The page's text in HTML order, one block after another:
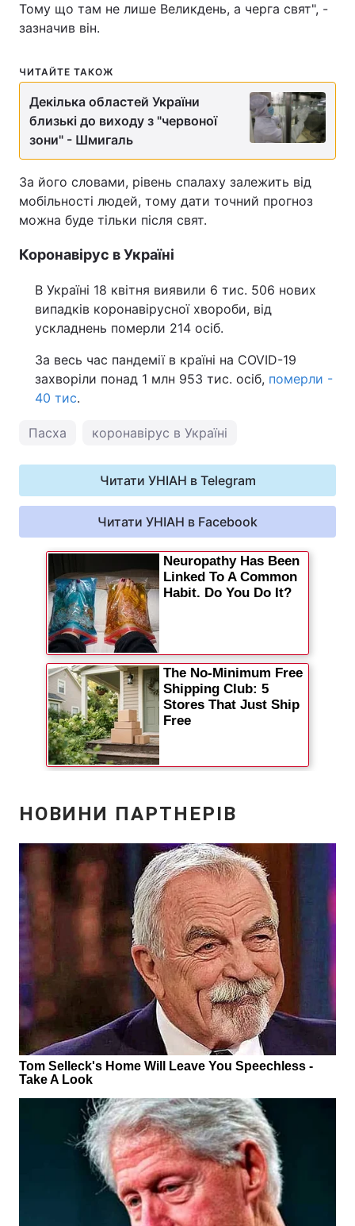
Цікавинки
Відео з Youtube
Інтерв'ю Думки
Архів
Контакти
Реклама на сайті Фотобанк
Моніторинг Пресцентр
Тому що там не лише Великдень, а черга свят", -
зазначив він.
ЧИТАЙТЕ ТАКОЖ
Декілька областей України
близькі до виходу з "червоної
зони" - Шмигаль
За його словами, рівень спалаху залежить від
мобільності людей, тому дати точний прогноз
можна буде тільки після свят.
Коронавірус в Україні
В Україні 18 квітня виявили 6 тис. 506 нових
випадків коронавірусної хвороби, від
ускладнень померли 214 осіб.
За весь час пандемії в країні на COVID-19
захворіли понад 1 млн 953 тис. осіб, померли -
40 тис.
Пасха коронавірус в Україні
Читати УНІАН в Telegram
Читати УНІАН в Facebook